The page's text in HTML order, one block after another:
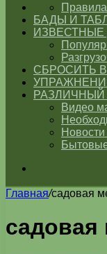
ГЛАВНАЯ
БАДЫ И
ИЗВЕСТНЫЕ
СБРОСИТЬ
РАЗЛИЧНЫЙ
Видео
Новости
Главная/садовая
садовая